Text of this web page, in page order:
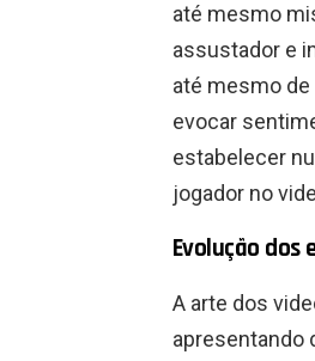
até mesmo
assustador e
até mesmo
evocar
estabelecer
jogador no
Evolução
A arte dos
apresentando